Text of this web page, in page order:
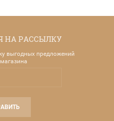
НА РАССЫЛКУ
выгодных предложений